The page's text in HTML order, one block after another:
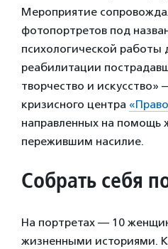
Мероприятие
фотопортретов под
психологической работы
реабилитации
творчество и
кризисного центра
направленных на помощь
пережившим насилие.
Собрать себя
На портретах — 10
жизненными историями.